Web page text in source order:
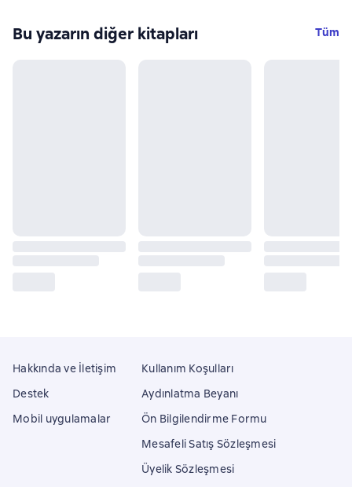
Bu yazarın diğer kitapları Tüm
Hakkında ve İletişim
Destek
Mobil uygulamalar
Kullanım Koşulları
Aydınlatma Beyanı
Ön Bilgilendirme Formu
Mesafeli Satış Sözleşmesi
Üyelik Sözleşmesi